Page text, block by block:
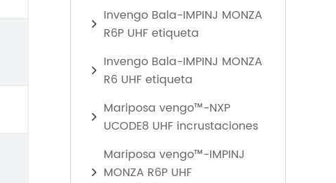
Invengo Bala-IMPINJ MONZA
R6P UHF etiqueta
Invengo Bala-IMPINJ MONZA
R6 UHF etiqueta
Mariposa vengo™-NXP
UCODE8 UHF incrustaciones
Mariposa vengo™-IMPINJ
MONZA R6P UHF